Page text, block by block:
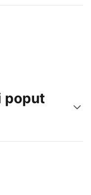
poput
vas